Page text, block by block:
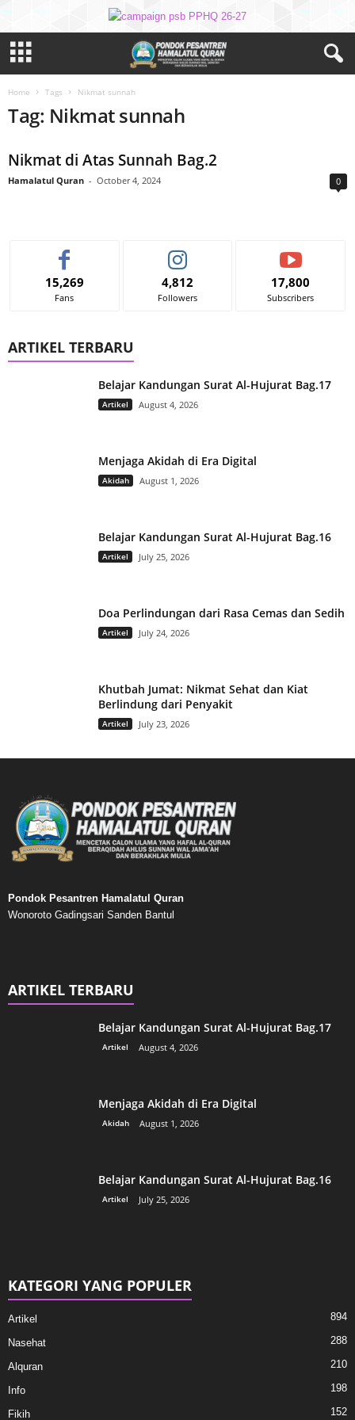
Home Tags Nikmat sunnah
Tag: Nikmat sunnah
Nikmat di Atas Sunnah Bag.2
Hamalatul Quran - October 4, 2024 0
15,269
Fans
4,812
Followers
17,800
Subscribers
ARTIKEL TERBARU
Belajar Kandungan Surat Al-Hujurat Bag.17
Artikel August 4, 2026
Menjaga Akidah di Era Digital
Akidah August 1, 2026
Belajar Kandungan Surat Al-Hujurat Bag.16
Artikel July 25, 2026
Doa Perlindungan dari Rasa Cemas dan Sedih
Artikel July 24, 2026
Khutbah Jumat: Nikmat Sehat dan Kiat
Berlindung dari Penyakit
Artikel July 23, 2026
Pondok Pesantren Hamalatul Quran
Wonoroto Gadingsari Sanden Bantul
ARTIKEL TERBARU
Belajar Kandungan Surat Al-Hujurat Bag.17
Artikel August 4, 2026
Menjaga Akidah di Era Digital
Akidah August 1, 2026
Belajar Kandungan Surat Al-Hujurat Bag.16
Artikel July 25, 2026
KATEGORI YANG POPULER
Artikel 894
Nasehat 288
Alquran 210
Info 198
Fikih 152